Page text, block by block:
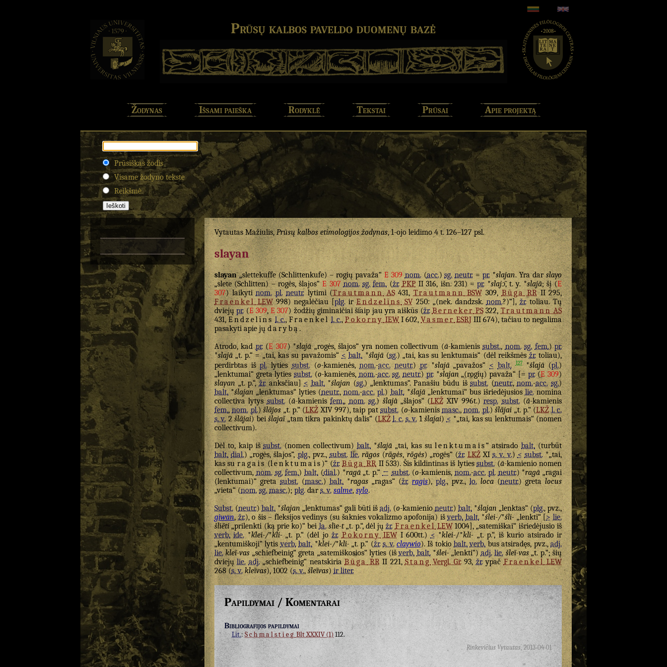
Prūsų kalbos paveldo duomenų bazė
Žodynas Išsami paieška Rodyklė Tekstai Prūsai Apie projektą
Prūsiškas žodis
Visame žodyno tekste
Reikšmė
Vytautas Mažiulis,Prūsų kalbos etimologijos žodynas, 1-ojo leidimo 4 t. 126–127 psl.
slayan
slayan„slettekuffe (Schlittenkufe) – rogių pavaža“E 309 nom.(acc.)sg. neutr.=pr.*slajan. Yra darslayo
„slete (Schlitten) – rogės, šlajos“E 307 nom. sg. fem.(žr. PKPII 316, išn. 231) =pr.*slajɔ̄, t. y. *slajā; šį (E
307) laikytinom. pl. neutr.lytimi (TrautmannAS431, TrautmannBSW309,BūgaRRII 295,
FraenkelLEW998) negalėčiau [plg.irEndzelīnsSV250: „(nek. dandzsk.nom.?)“],žr.toliau. Tų
dviejųpr.(E 309,E 307) žodžių giminaičiai šiaip jau yra aiškūs (žr. BernekerPS322,TrautmannAS
431,Endzelīns l. c.,Fraenkel l. c.,PokornyIEW I 602,VasmerESRJ III 674), tačiau to negalima
pasakyti apie jųdarybą.
Atrodo, kadpr.(E 307) *slajā„rogės, šlajos“ yra nomen collectivum (ā-kamienissubst.,nom. sg. fem.)pr.
*slajā„t. p.“ = „tai, kas su pavažomis“< balt.*ślajā(sg.) „tai, kas su lenktumais“ (dėl reikšmėsžr.toliau),
perdirbtas išpl.lytiessubst.(o-kamienės,nom.-acc. neutr.)pr.*slajā„pavažos“< balt. 127*ślajā(pl.)
„lenktumai“ greta lytiessubst.(o-kamienės,nom.-acc. sg. neutr.)pr.*slajan„(rogių) pavaža“ [=pr.(E 309)
slayan„t. p.“,žr.anksčiau]< balt.*ślajan(sg.) „lenktumas“. Panašiu būdu išsubst.(neutr.,nom.-acc. sg.)
balt.*ślajan„lenktumas“ lyties (neutr.,nom.-acc. pl.) balt.*ślajā„lenktumai“ bus išriedėjusioslie.nomina
collectiva lytyssubst.(ā-kamienisfem.,nom. sg.)šlajà„šlajos“ (LKŽXIV 996t.)resp. subst.(ā-kamienis
fem.,nom. pl.)šlãjos„t. p.“ (LKŽXIV 997), taip patsubst.(o-kamienismasc.,nom. pl.)šlãjai„t. p.“ (LKŽ l. c.
s. v.2šlãjai) beišlajaĩ„tam tikra pakinktų dalis“ (LKŽ l. c. s. v.1šlajai)<*„tai, kas su lenktumais“ (nomen
collectivum).
Dėl to, kaip išsubst.(nomen collectivum)balt. *ślajā„tai, kas sulenktumais“ atsiradobalt.(turbūt
balt. dial.) „rogės, šlajos“,plg., pvz.,subst. lie. rãgos (rãgės,rõgės) „rogės“ (žr. LKŽXIs. v. v.)< subst.*„tai,
kas suragais(lenktumais )“ (žr. BūgaRRII 533). Šis kildintinas iš lytiessubst.(ā-kamienio nomen
collectivum,nom. sg. fem.)balt.(dial.) *ragā„t. p.“← subst.(o-kamienis,nom.-acc. pl. neutr.) *ragā„ragai
(lenktumai)“ gretasubst.(masc.)balt.*ragas„ragas“ (žr. ragis),plg., pvz.,lo. loca(neutr.) gretalocus
„vieta“ (nom. sg. masc.);plg. dars. v. salme, sylo.
Subst.(neutr.)balt.*ślajan „lenktumas“ gali būti iš adj. (o-kamienioneutr.)balt. *ślajan„lenktas“ (plg., pvz.,
giwan,žr.), o šis – fleksijos vedinys (su šaknies vokalizmo apofonija) išverb. balt.*ślei-/*śli-„lenkti“ [ > lie.
šliẽti„prilenkti (ką prie ko)“ beila. slìe-t„t. p.“, dėl jųžr. FraenkelLEW1004], „satemiškai“ išriedėjusio iš
verb. ide. *ḱlei-/*ḱli-„t. p.“ (dėl jožr. PokornyIEWI 600tt.)<*klei-/*kli-„t. p.“, iš kurio atsirado ir
„kentumiškoji“ lytisverb. balt.*klei-/*kli-„t. p.“ (žr. s. v. claywio). Iš tokiobalt. verb. bus atsiradęs, pvz.,adj.
lie. kleĩ-vas „schiefbeinig“ greta „satemiškosios“ lyties (išverb. balt.*ślei-„lenkti“)adj. lie. šleĩ-vas„t. p.“; šių
dviejųlie. adj.„schiefbeinig“ neatskiriaBūgaRRII 221,StangVergl. Gr.93,žr.ypačFraenkelLEW
268 (s. v. kleĩvas), 1002 (s. v.,šleĩvas)ir liter.
Papildymai / Komentarai
Bibliografijos papildymai
Lit.:SchmalstiegBlt XXXIV (1) 112.
Rinkevičius Vytautas,2013-04-01